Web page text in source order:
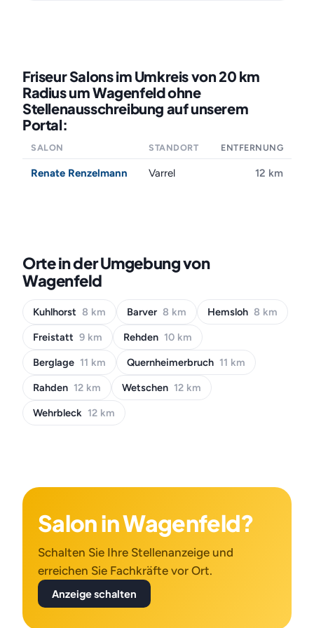
Friseur Salons im Umkreis von 20 km
Radius um Wagenfeld ohne
Stellenausschreibung auf unserem
Portal:
SALON STANDORT ENTFERNUNG
Renate Renzelmann Varrel 12 km
Orte in der Umgebung von
Wagenfeld
Kuhlhorst 8 km Barver 8 km Hemsloh 8 km
Freistatt 9 km Rehden 10 km
Berglage 11 km Quernheimerbruch 11 km
Rahden 12 km Wetschen 12 km
Wehrbleck 12 km
Salon in Wagenfeld?
Schalten Sie Ihre Stellenanzeige und
erreichen Sie Fachkräfte vor Ort.
Anzeige schalten